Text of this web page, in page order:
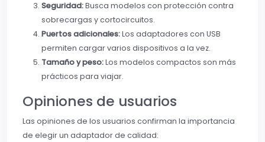
Seguridad:Busca modelos con protección contra
sobrecargas y cortocircuitos.
Puertos adicionales:Los adaptadores con USB
permiten cargar varios dispositivos a la vez.
Tamaño y peso:Los modelos compactos son más
prácticos para viajar.
Opiniones de usuarios
Las opiniones de los usuarios confirman la importancia
de elegir un adaptador de calidad: